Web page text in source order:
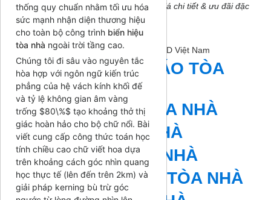
thống quy chuẩn nhằm tối ưu hóa
sức mạnh nhận diện thương hiệu
cho toàn bộ công trình biển hiệu
tòa nhà ngoài trời tầng cao.
Chúng tôi đi sâu vào nguyên tắc
hòa hợp với ngôn ngữ kiến trúc
phẳng của hệ vách kính khối đế
và tỷ lệ không gian âm vàng
trống $80\%$ tạo khoảng thở thị
giác hoàn hảo cho bộ chữ nổi. Bài
viết cung cấp công thức toán học
tính chiều cao chữ viết hoa dựa
trên khoảng cách góc nhìn quang
học thực tế (lên đến trên 2km) và
giải pháp kerning bù trừ góc
Liên hệ ngay hôm nay để nhận báo giá chi tiết & ưu đãi đặc
biệt từ IKD Việt Nam!
Gmail:quangcaoikd@gmail.com
Danh mục sản phẩm củaQuảng cáo IKD Việt Nam
BIỂN QUẢNG CÁO TÒA
NHÀ
BỘ CHỮ NỔI TÒA NHÀ
BỘ CHỮ TÒA NHÀ
BIỂN CHỮ TÒA NHÀ
BIỂN HIỆU CHỮ TÒA NHÀ